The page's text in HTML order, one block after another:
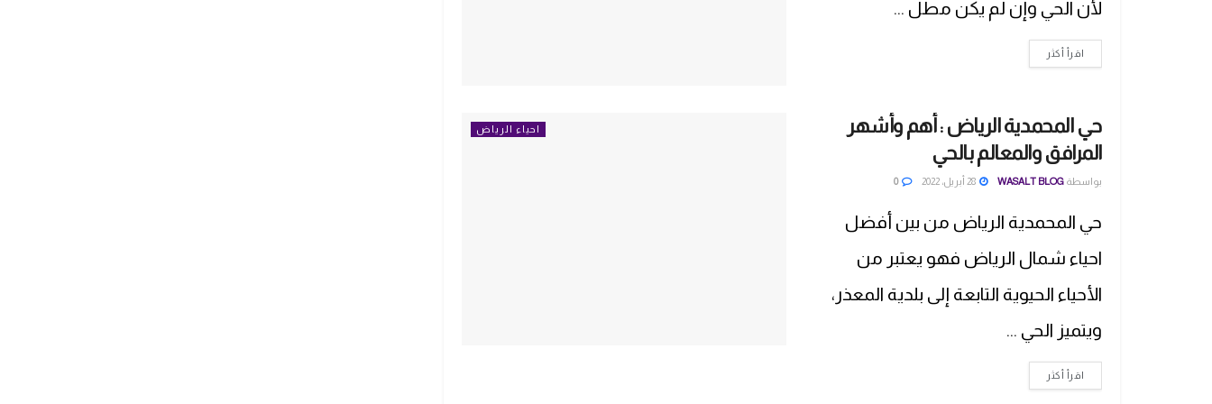
لأن الحي وإن لم يكن مطل ...
اقرأ أكثر
احياء الرياض
حي المحمدية الرياض : أهم وأشهر
المرافق والمعالم بالحي
بواسطة WASALT BLOG
0
حي المحمدية الرياض من بين أفضل
احياء شمال الرياض فهو يعتبر من
الأحياء الحيوية التابعة إلى بلدية المعذر،
ويتميز الحي ...
اقرأ أكثر